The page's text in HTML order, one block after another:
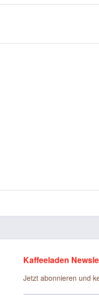
Kaffeeladen
Jetzt abonnieren und